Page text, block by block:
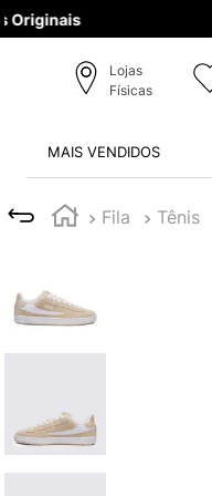
Lojas
Físicas
MAIS VENDIDOS
Fila Tênis